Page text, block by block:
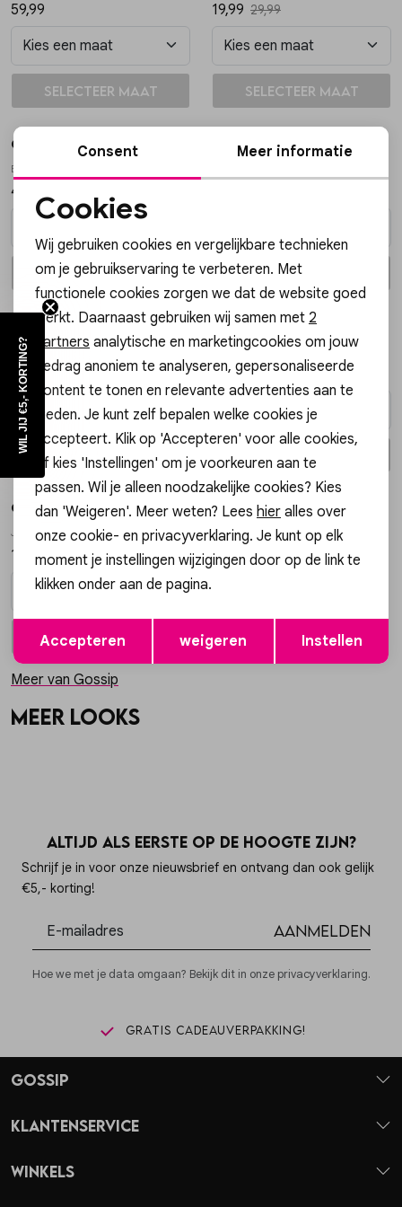
Vesten
59,99
In winkelmand
Selecteer maat
19,99 29,99
In winkelmand
Selecteer maat
Gossip the Label
ESSENTIAL PANTALON ESSENTIAL
49,99
In winkelmand
Selecteer maat
Gossip
In winkelmand
Selecteer maat
Gossip
SCHAKELRIEM GARCIA SCHAKELRIEM GARCIA
34,99
In winkelmand
Selecteer maat
Gossip
29,99
In winkelmand
Selecteer maat
Gossip
JE12561 BIG HOOP OORSTEKERS
19,99
In winkelmand
Selecteer maat
Meer van Gossip
Meer looks
Altijd als eerste op de hoogte zijn?
Schrijf je in voor onze nieuwsbrief en ontvang dan ook gelijk
€5,- korting!
Aanmelden
Hoe we met je data omgaan? Bekijk dit in onze privacyverklaring.
Gratis cadeauverpakking!
Gossip
Klantenservice
Winkels
Noodzakelijke cookies
Personalisatie cookies
Analytische cookies
Marketing cookies
Opslaan
Consent Meer informatie
Cookies
Wij gebruiken cookies en vergelijkbare technieken
om je gebruikservaring te verbeteren. Met
functionele cookies zorgen we dat de website goed
werkt. Daarnaast gebruiken wij samen met 2
partners analytische en marketingcookies om jouw
gedrag anoniem te analyseren, gepersonaliseerde
content te tonen en relevante advertenties aan te
bieden. Je kunt zelf bepalen welke cookies je
accepteert. Klik op 'Accepteren' voor alle cookies,
of kies 'Instellingen' om je voorkeuren aan te
passen. Wil je alleen noodzakelijke cookies? Kies
dan 'Weigeren'. Meer weten? Lees hier alles over
onze cookie- en privacyverklaring. Je kunt op elk
moment je instellingen wijzigingen door op de link te
klikken onder aan de pagina.
Accepteren weigeren Instellen
WIL JIJ €5,- KORTING?